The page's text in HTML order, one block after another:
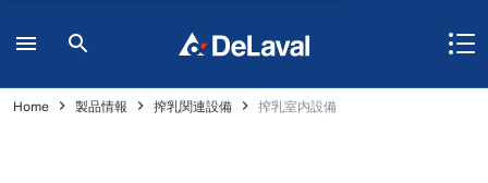
Home 製品情報 搾乳関連設備 搾乳室内設備